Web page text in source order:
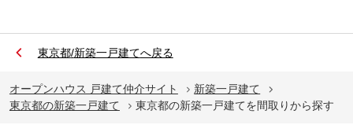
東京都/新築一戸建てへ戻る
オープンハウス 戸建て仲介サイト
新築一戸建て
東京都の新築一戸建て
東京都の新築一戸建てを間取りから探す